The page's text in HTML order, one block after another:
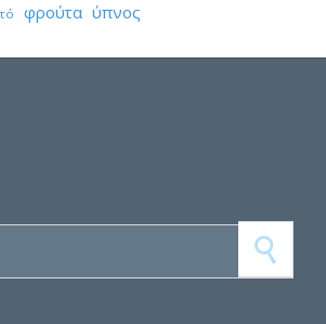
φρούτα ύπνος